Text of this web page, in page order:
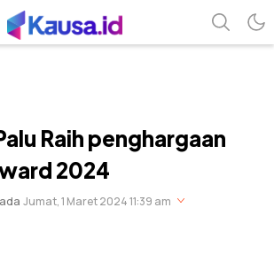
Raih penghargaan
2024
Jumat, 1 Maret 2024 11:39 am